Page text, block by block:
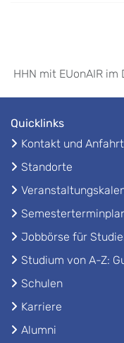
HHN mit EUonAIR
Quicklinks
Kontakt und Anfahrt
Standorte
Jobbörse für
Studium von A-Z:
Schulen
Karriere
Alumni